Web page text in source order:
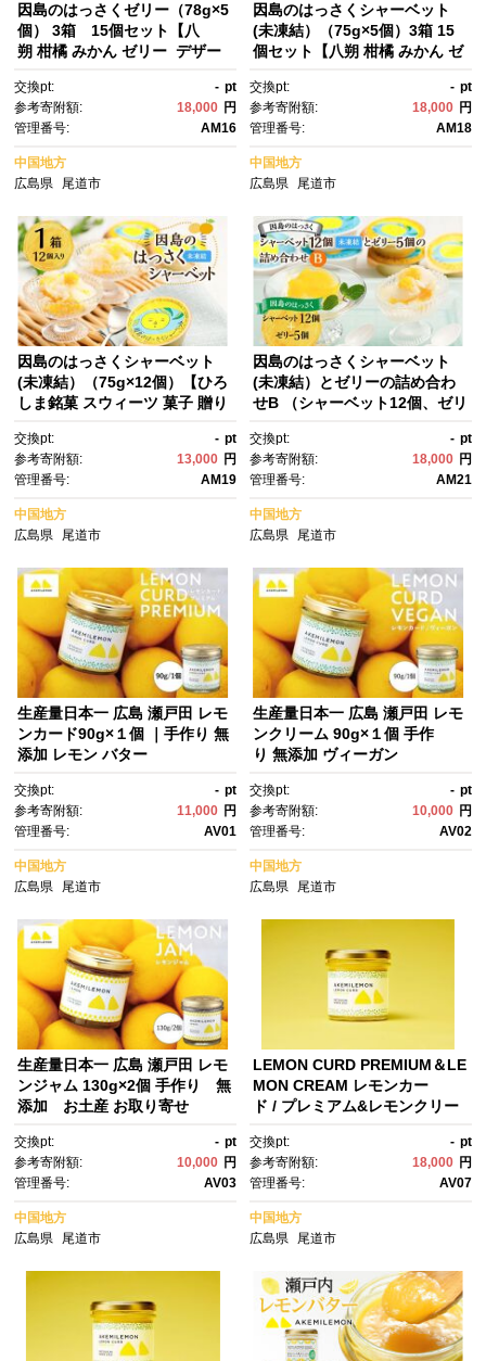
因島のはっさくゼリー（78g×5
個） 3箱 15個セット【八
朔 柑橘 みかん ゼリー デザー
く JA 広島 尾道】
交換pt: - pt
参考寄附額:
18,000 円
管理番号:
AM16
中国地方
広島県
尾道市
因島のはっさくシャーベット
(未凍結）（75g×5個）3箱 15
個セット【八朔 柑橘 みかん ゼ
やつ 広島の 給食 はっさく J
A 広島 尾道】
交換pt: - pt
参考寄附額:
18,000 円
管理番号:
AM18
中国地方
広島県
尾道市
因島のはっさくシャーベット
(未凍結）（75g×12個）【ひろ
しま銘菓 スウィーツ 菓子 贈り
交換pt: - pt
参考寄附額:
13,000 円
管理番号:
AM19
中国地方
広島県
尾道市
因島のはっさくシャーベット
(未凍結）とゼリーの詰め合わ
せB （シャーベット12個、ゼリ
銘菓 八朔 はっさくゼリー スウ
ィーツ 菓子 贈り物 土産 広島
県 尾道市】
交換pt: - pt
参考寄附額:
18,000 円
管理番号:
AM21
中国地方
広島県
尾道市
生産量日本一 広島 瀬戸田 レモ
ンカード90g×１個 ｜手作り 無
添加 レモン バター
交換pt: - pt
参考寄附額:
11,000 円
管理番号:
AV01
中国地方
広島県
尾道市
生産量日本一 広島 瀬戸田 レモ
ンクリーム 90g×１個 手作
り 無添加 ヴィーガン
交換pt: - pt
参考寄附額:
10,000 円
管理番号:
AV02
中国地方
広島県
尾道市
生産量日本一 広島 瀬戸田 レモ
ンジャム 130g×2個 手作り 無
添加 お土産 お取り寄せ
交換pt: - pt
参考寄附額:
10,000 円
管理番号:
AV03
中国地方
広島県
尾道市
LEMON CURD PREMIUM＆LE
MON CREAM レモンカー
ド / プレミアム&レモンクリー
ド バター フルーツ 果物 ソー
ス スイーツ デザート バター ス
プレッド 人気 おすすめ 広島
県 尾道市】
交換pt: - pt
参考寄附額:
18,000 円
管理番号:
AV07
中国地方
広島県
尾道市